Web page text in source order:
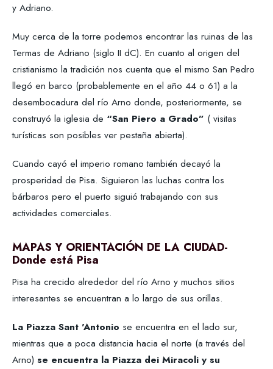
y Adriano.
Muy cerca de la torre podemos encontrar las ruinas de las
Termas de Adriano (siglo II dC). En cuanto al origen del
cristianismo la tradición nos cuenta que el mismo San Pedro
llegó en barco (probablemente en el año 44 o 61) a la
desembocadura del río Arno donde, posteriormente, se
construyó la iglesia de “San Piero a Grado” ( visitas
turísticas son posibles ver pestaña abierta).
Cuando cayó el imperio romano también decayó la
prosperidad de Pisa. Siguieron las luchas contra los
bárbaros pero el puerto siguió trabajando con sus
actividades comerciales.
MAPAS Y ORIENTACIÓN DE LA CIUDAD-
Donde está Pisa
Pisa ha crecido alrededor del río Arno y muchos sitios
interesantes se encuentran a lo largo de sus orillas.
La Piazza Sant 'Antonio se encuentra en el lado sur,
mientras que a poca distancia hacia el norte (a través del
Arno) se encuentra la Piazza dei Miracoli y su